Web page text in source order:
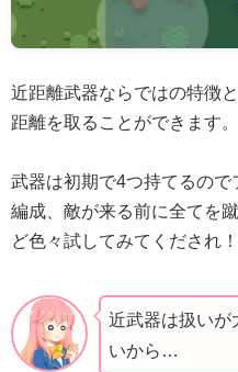
近距離武器ならではの特徴
距離を取ることができます。
武器は初期で4つ持てるの
編成、敵が来る前に全てを
ど色々試してみてくだされ！
近武器は扱いが
いから…